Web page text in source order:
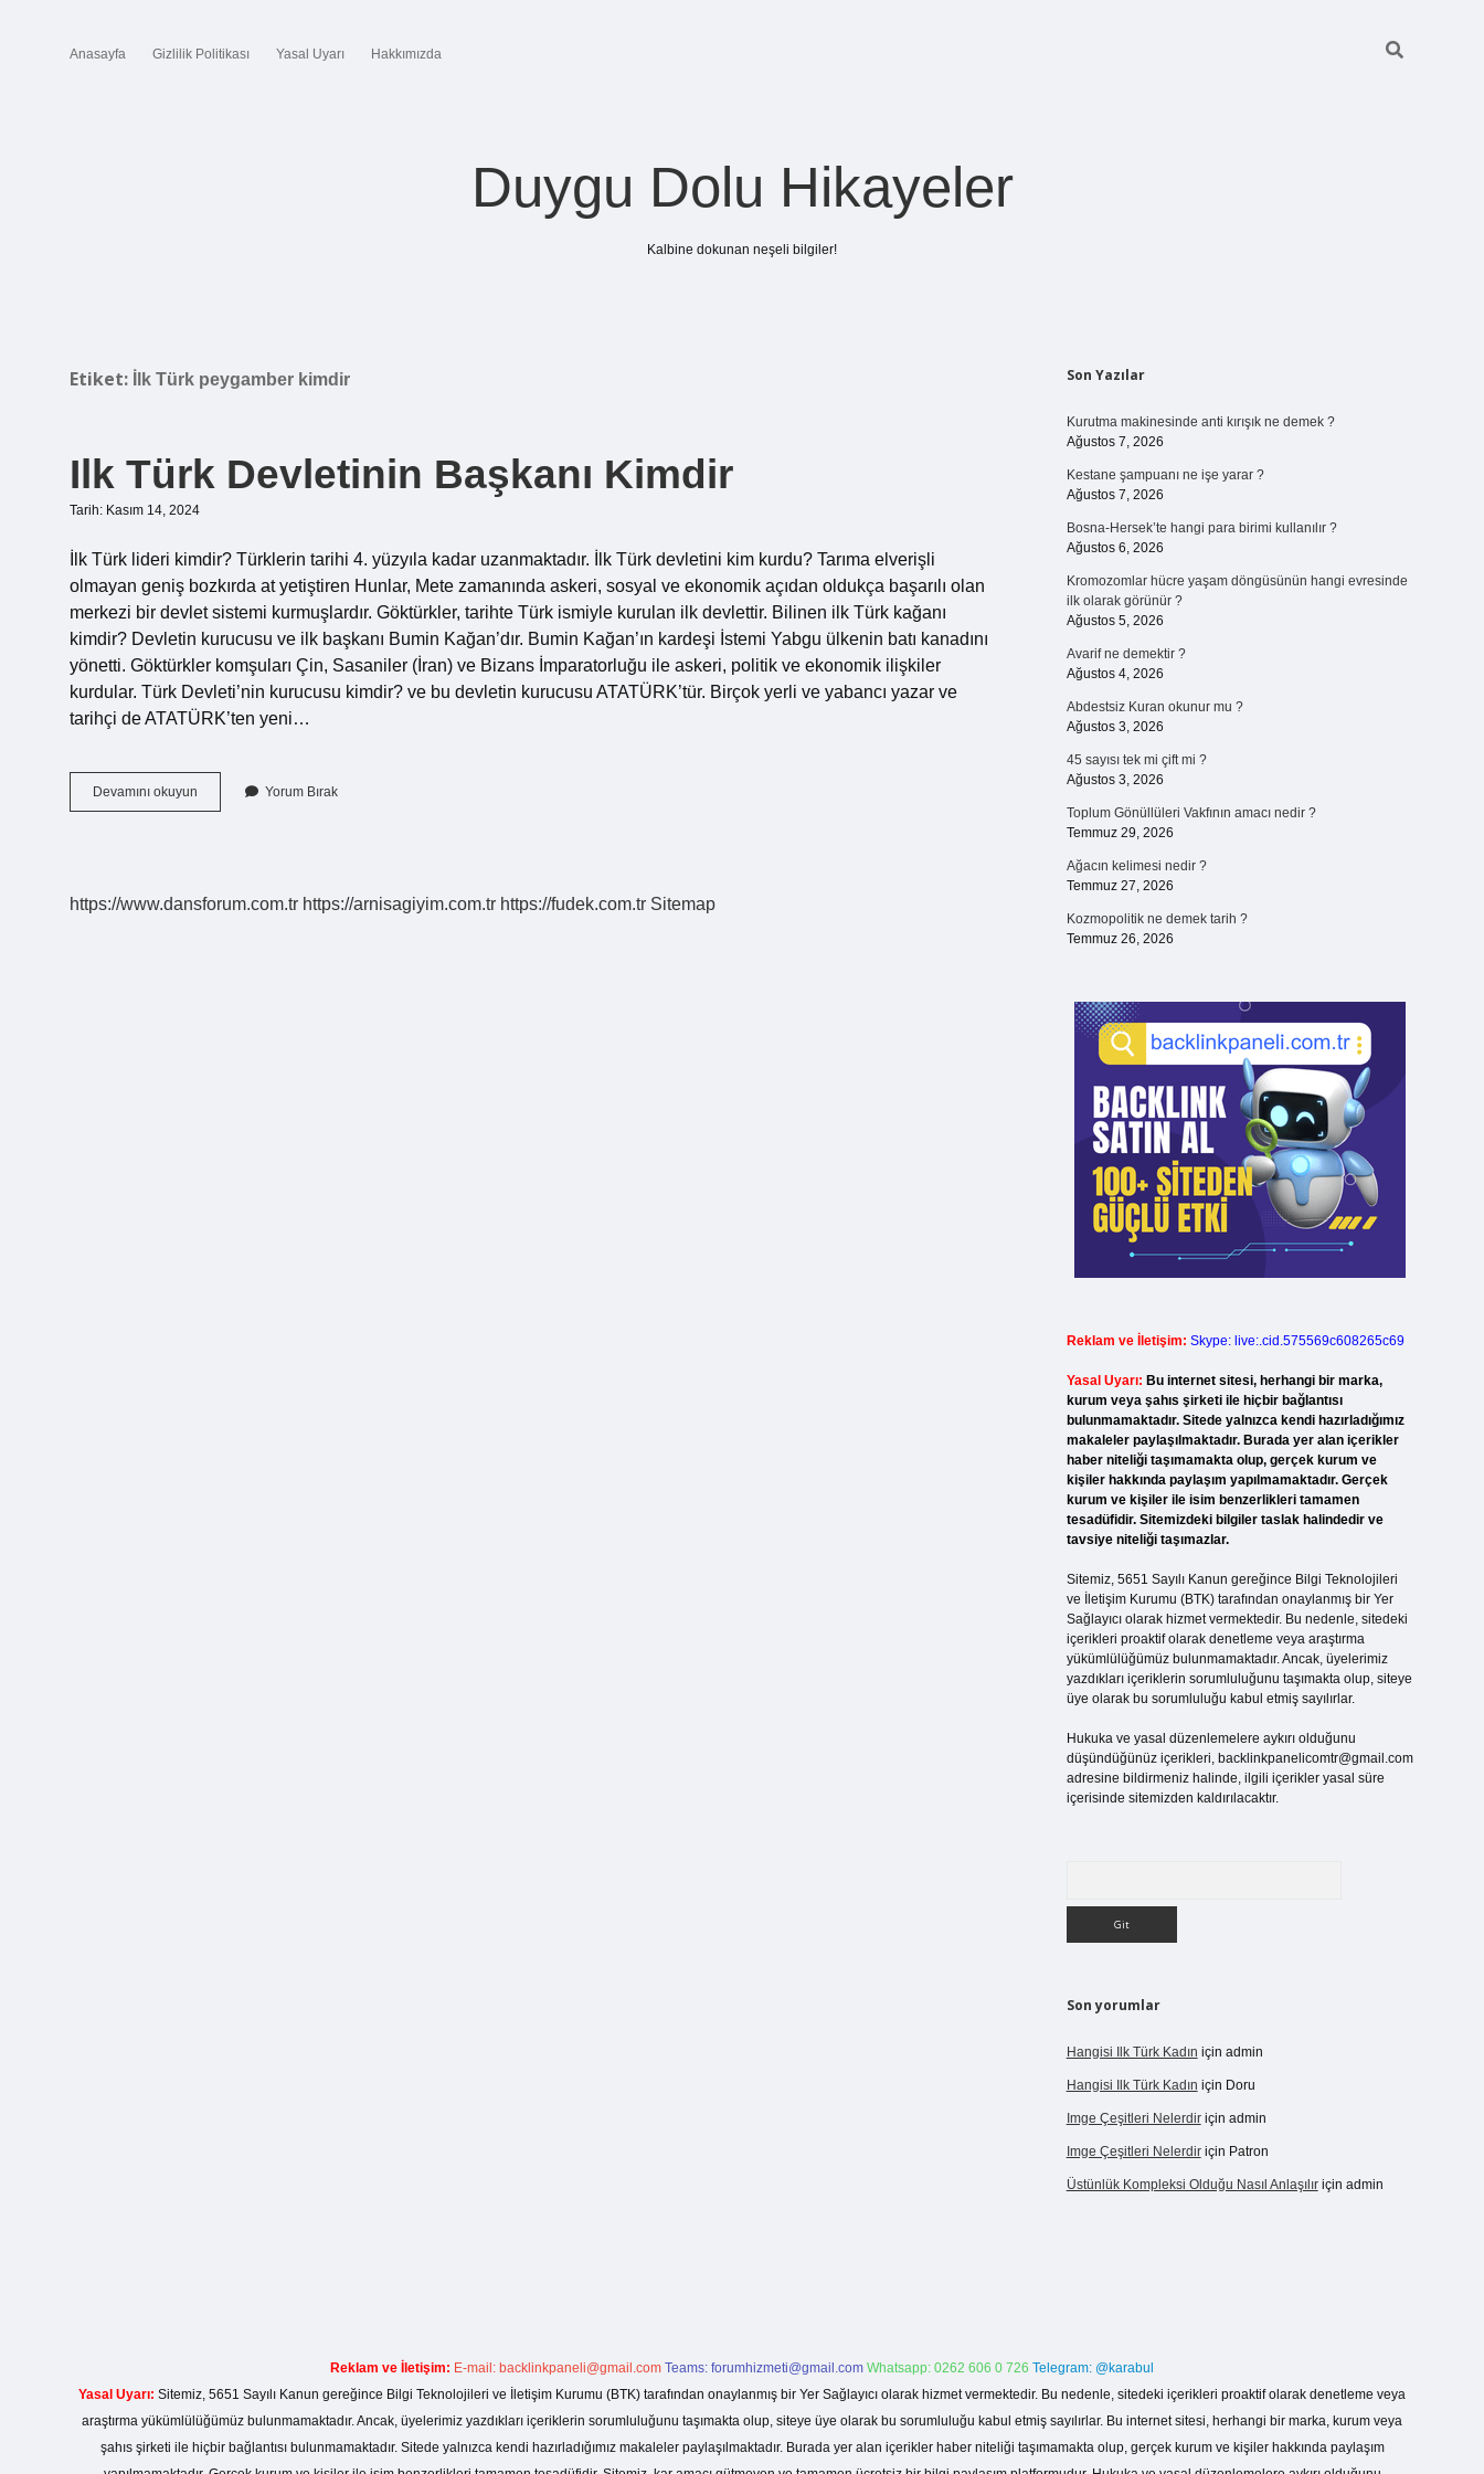
Anasayfa Gizlilik Politikası Yasal Uyarı Hakkımızda
Duygu Dolu Hikayeler
Kalbine dokunan neşeli bilgiler!
Etiket: İlk Türk peygamber kimdir
Ilk Türk Devletinin Başkanı Kimdir
Tarih: Kasım 14, 2024
İlk Türk lideri kimdir? Türklerin tarihi 4. yüzyıla kadar uzanmaktadır. İlk Türk devletini kim kurdu? Tarıma elverişli
olmayan geniş bozkırda at yetiştiren Hunlar, Mete zamanında askeri, sosyal ve ekonomik açıdan oldukça başarılı olan
merkezi bir devlet sistemi kurmuşlardır. Göktürkler, tarihte Türk ismiyle kurulan ilk devlettir. Bilinen ilk Türk kağanı
kimdir? Devletin kurucusu ve ilk başkanı Bumin Kağan’dır. Bumin Kağan’ın kardeşi İstemi Yabgu ülkenin batı kanadını
yönetti. Göktürkler komşuları Çin, Sasaniler (İran) ve Bizans İmparatorluğu ile askeri, politik ve ekonomik ilişkiler
kurdular. Türk Devleti’nin kurucusu kimdir? ve bu devletin kurucusu ATATÜRK’tür. Birçok yerli ve yabancı yazar ve
tarihçi de ATATÜRK’ten yeni…
Devamını okuyun
Türk
Yorum Bırak
https://www.dansforum.com.tr https://arnisagiyim.com.tr https://fudek.com.tr Sitemap
Sidebar
Son Yazılar
Kurutma makinesinde anti kırışık ne demek ?
Ağustos 7, 2026
Kestane şampuanı ne işe yarar ?
Ağustos 7, 2026
Bosna-Hersek’te hangi para birimi kullanılır ?
Ağustos 6, 2026
Kromozomlar hücre yaşam döngüsünün hangi evresinde
ilk olarak görünür ?
Ağustos 5, 2026
Avarif ne demektir ?
Ağustos 4, 2026
Abdestsiz Kuran okunur mu ?
Ağustos 3, 2026
45 sayısı tek mi çift mi ?
Ağustos 3, 2026
Toplum Gönüllüleri Vakfının amacı nedir ?
Temmuz 29, 2026
Ağacın kelimesi nedir ?
Temmuz 27, 2026
Kozmopolitik ne demek tarih ?
Temmuz 26, 2026
Reklam ve İletişim: Skype: live:.cid.575569c608265c69
Yasal Uyarı: Bu internet sitesi, herhangi bir marka,
kurum veya şahıs şirketi ile hiçbir bağlantısı
bulunmamaktadır. Sitede yalnızca kendi hazırladığımız
makaleler paylaşılmaktadır. Burada yer alan içerikler
haber niteliği taşımamakta olup, gerçek kurum ve
kişiler hakkında paylaşım yapılmamaktadır. Gerçek
kurum ve kişiler ile isim benzerlikleri tamamen
tesadüfidir. Sitemizdeki bilgiler taslak halindedir ve
tavsiye niteliği taşımazlar.
Sitemiz, 5651 Sayılı Kanun gereğince Bilgi Teknolojileri
ve İletişim Kurumu (BTK) tarafından onaylanmış bir Yer
Sağlayıcı olarak hizmet vermektedir. Bu nedenle, sitedeki
içerikleri proaktif olarak denetleme veya araştırma
yükümlülüğümüz bulunmamaktadır. Ancak, üyelerimiz
yazdıkları içeriklerin sorumluluğunu taşımakta olup, siteye
üye olarak bu sorumluluğu kabul etmiş sayılırlar.
Hukuka ve yasal düzenlemelere aykırı olduğunu
düşündüğünüz içerikleri, backlinkpanelicomtr@gmail.com
adresine bildirmeniz halinde, ilgili içerikler yasal süre
içerisinde sitemizden kaldırılacaktır.
Son yorumlar
Hangisi Ilk Türk Kadın için admin
Hangisi Ilk Türk Kadın için Doru
Imge Çeşitleri Nelerdiriçin admin
Imge Çeşitleri Nelerdiriçin Patron
Üstünlük Kompleksi Olduğu Nasıl Anlaşılıriçin admin
ilbet girişhttps://betexpergiris.casino/
Reklam ve İletişim: E-mail: backlinkpaneli@gmail.com Teams: forumhizmeti@gmail.com Whatsapp: 0262 606 0 726 Telegram: @karabul
Yasal Uyarı: Sitemiz, 5651 Sayılı Kanun gereğince Bilgi Teknolojileri ve İletişim Kurumu (BTK) tarafından onaylanmış bir Yer Sağlayıcı olarak hizmet vermektedir. Bu nedenle, sitedeki içerikleri proaktif olarak denetleme veya
araştırma yükümlülüğümüz bulunmamaktadır. Ancak, üyelerimiz yazdıkları içeriklerin sorumluluğunu taşımakta olup, siteye üye olarak bu sorumluluğu kabul etmiş sayılırlar. Bu internet sitesi, herhangi bir marka, kurum veya
şahıs şirketi ile hiçbir bağlantısı bulunmamaktadır. Sitede yalnızca kendi hazırladığımız makaleler paylaşılmaktadır. Burada yer alan içerikler haber niteliği taşımamakta olup, gerçek kurum ve kişiler hakkında paylaşım